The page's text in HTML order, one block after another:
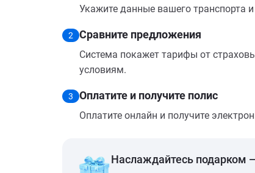
Укажите данные вашего транспорта и
2 Сравните предложения
Система покажет тарифы от
условиям.
3 Оплатите и получите полис
Оплатите онлайн и получите
Наслаждайтесь подарком